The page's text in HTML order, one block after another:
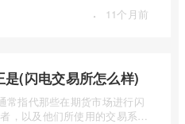
· 11个月前
是(闪电交易所怎么样)
常指代那些在期货市场进行闪
，以及他们所使用的交易系统